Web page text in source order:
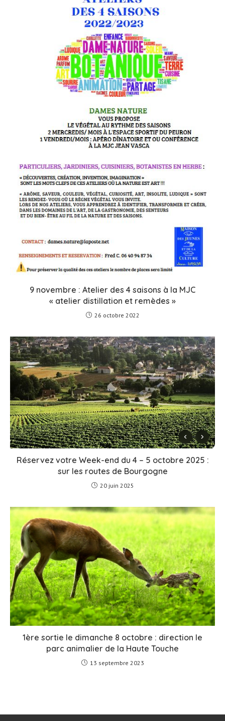
9 novembre : Atelier des 4 saisons à la MJC
« atelier distillation et remèdes »
26 octobre 2022
Réservez votre Week-end du 4 – 5 octobre 2025 :
sur les routes de Bourgogne
20 juin 2025
1ère sortie le dimanche 8 octobre : direction le
parc animalier de la Haute Touche
13 septembre 2023